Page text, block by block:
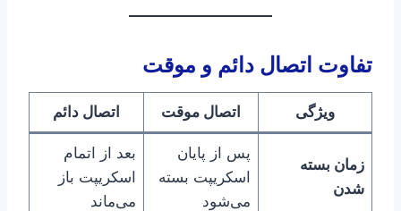
تفاوت اتصال دائم و موقت
ویژگی اتصال موقت اتصال دائم
زمان بسته
شدن
پس از پایان
اسکریپت بسته
می‌شود
بعد از اتمام
اسکریپت باز
می‌ماند